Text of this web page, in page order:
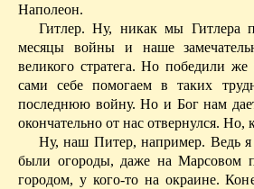
Наполеон.
Гитлер. Ну, никак мы Гитлера
месяцы войны и наше
великого стратега. Но победили
сами себе помогаем в таких
последнюю войну. Но и Бог нам
окончательно от нас отвернулся.
Ну, наш Питер, например. Ведь
были огороды, даже на Марсовом
городом, у кого-то на окраине.